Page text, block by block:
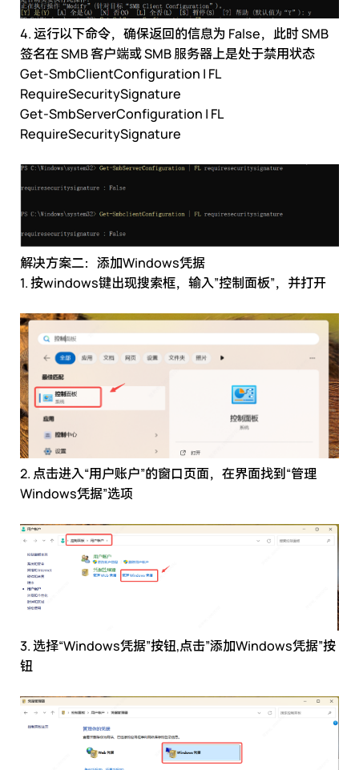
4. 运行以下命令，确保返回的信息为 False，此时 SMB
签名在 SMB 客户端或 SMB 服务器上是处于禁用状态
Get-SmbClientConfiguration | FL
RequireSecuritySignature
Get-SmbServerConfiguration | FL
RequireSecuritySignature
解决方案二：添加Windows凭据
1. 按windows键出现搜索框，输入”控制面板”，并打开
2. 点击进入“用户账户”的窗口页面，在界面找到“管理
Windows凭据”选项
3. 选择“Windows凭据”按钮,点击”添加Windows凭据”按
钮